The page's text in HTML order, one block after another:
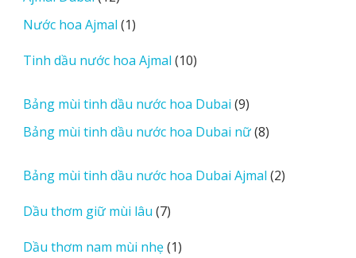
v
e
s
sản
phẩm
Nước hoa Ajmal 11
phẩm
Tinh dầu nước hoa Ajmal 1010
phẩm
Bảng mùi tinh dầu nước hoa Dubai 99
sản
phẩm
Bảng mùi tinh dầu nước hoa Dubai nữ 88
phẩm
Bảng mùi tinh dầu nước hoa Dubai Ajmal 22
Dầu thơm giữ mùi lâu 77
phẩm
Dầu thơm nam mùi nhẹ 11